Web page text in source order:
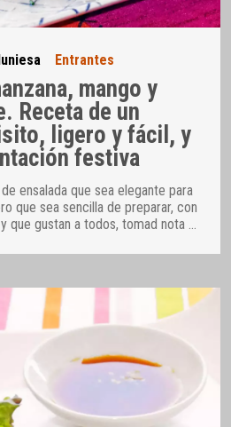
Entrantes
mango y
Receta de un
ligero y fácil, y
festiva
ensalada que sea elegante para
que sea sencilla de preparar, con
que gustan a todos, tomad nota …